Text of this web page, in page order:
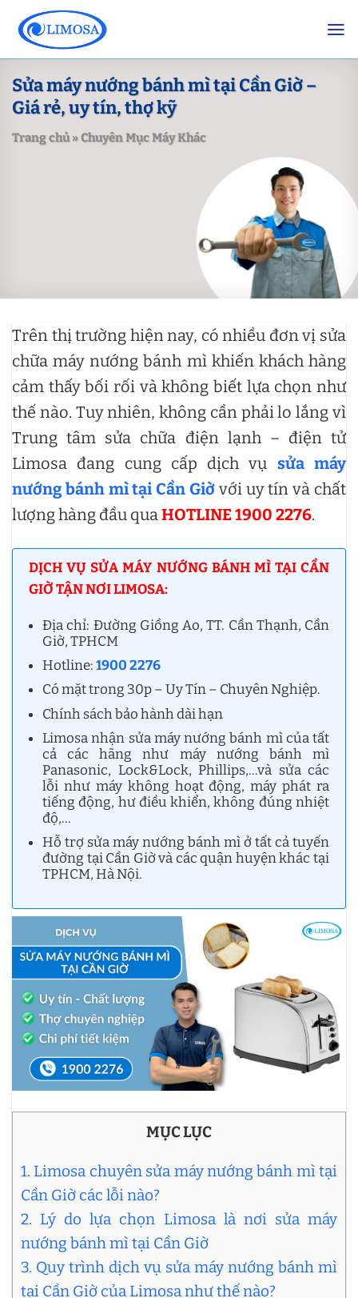
content
Sửa máy nướng bánh mì tại Cần Giờ –
Giá rẻ, uy tín, thợ kỹ
Trang chủ»Chuyên Mục Máy Khác
Trên thị trường hiện nay, có nhiều đơn vị sửa
chữa máy nướng bánh mì khiến khách hàng
cảm thấy bối rối và không biết lựa chọn như
thế nào. Tuy nhiên, không cần phải lo lắng vì
Trung tâm sửa chữa điện lạnh – điện tử
Limosa đang cung cấp dịch vụ sửa máy
nướng bánh mì tại Cần Giờ với uy tín và chất
lượng hàng đầu quaHOTLINE 1900 2276.
DỊCH VỤ SỬA MÁY NƯỚNG BÁNH MÌ TẠI CẦN
GIỜ TẬN NƠI LIMOSA:
Địa chỉ: Đường Giồng Ao, TT. Cần Thạnh, Cần
Giờ, TPHCM
Hotline:1900 2276
Có mặt trong 30p – Uy Tín – Chuyên Nghiệp.
Chính sách bảo hành dài hạn
Limosa nhận sửa máy nướng bánh mì của tất
cả các hãng như máy nướng bánh mì
Panasonic, Lock&Lock, Phillips,…và sửa các
lỗi như máy không hoạt động, máy phát ra
tiếng động, hư điều khiển, không đúng nhiệt
độ,…
Hỗ trợ sửa máy nướng bánh mì ở tất cả tuyến
đường tại Cần Giờ và các quận huyện khác tại
TPHCM, Hà Nội.
MỤC LỤC
1. Limosa chuyên sửa máy nướng bánh mì tại
Cần Giờ các lỗi nào?
2. Lý do lựa chọn Limosa là nơi sửa máy
nướng bánh mì tại Cần Giờ
3. Quy trình dịch vụ sửa máy nướng bánh mì
tại Cần Giờ của Limosa như thế nào?